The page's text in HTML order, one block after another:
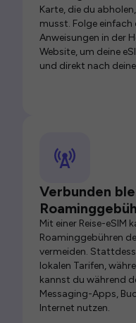
Karte, die du
musst. Folge
Anweisungen in der
Website, um deine
und direkt nach
Verbunden
Mit einer Reise-eSIM
Roaminggebühren
vermeiden.
lokalen Tarifen,
kannst du während
Messaging-Apps,
Internet nutzen.